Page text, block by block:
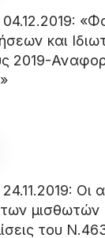
και
2019-
Οι
μισθωτών
του